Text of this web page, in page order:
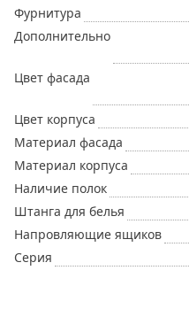
Фурнитура
Дополнительно
Цвет фасада
Цвет корпуса
Материал фасада
Материал корпуса
Наличие полок
Штанга для белья
Напровляющие ящиков
Серия